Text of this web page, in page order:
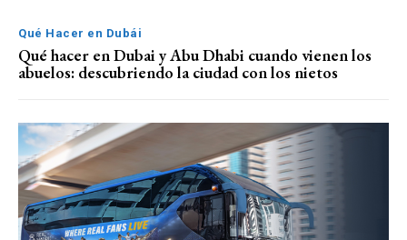
Qué Hacer en Dubái
Qué hacer en Dubai y Abu Dhabi cuando vienen los
abuelos: descubriendo la ciudad con los nietos